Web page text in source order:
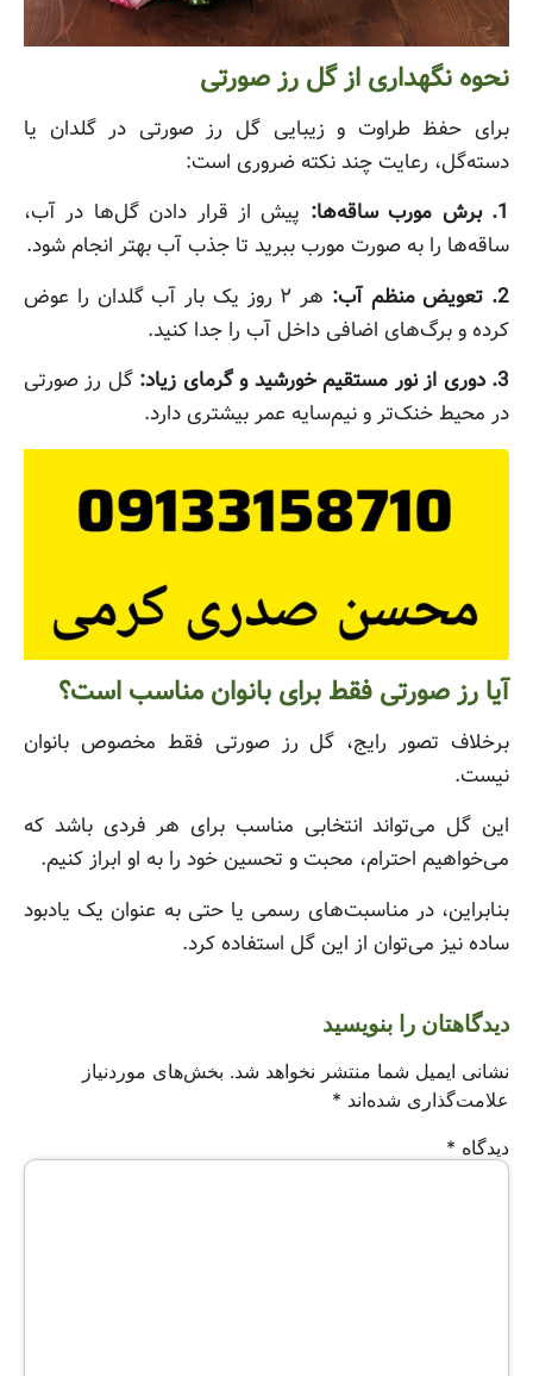
نحوه نگهداری از گل رز صورتی
برای حفظ طراوت و زیبایی گل رز صورتی در گلدان یا
دسته‌گل، رعایت چند نکته ضروری است:
1. برش مورب ساقه‌ها:
پیش از قرار دادن گل‌ها در آب،
ساقه‌ها را به صورت مورب ببرید تا جذب آب بهتر انجام شود.
2. تعویض منظم آب:
هر ۲ روز یک بار آب گلدان را عوض
کرده و برگ‌های اضافی داخل آب را جدا کنید.
3. دوری از نور مستقیم خورشید و گرمای زیاد:
گل رز صورتی
در محیط خنک‌تر و نیم‌سایه عمر بیشتری دارد.
آیا رز صورتی فقط برای بانوان مناسب است؟
برخلاف تصور رایج، گل رز صورتی فقط مخصوص بانوان
نیست.
این گل می‌تواند انتخابی مناسب برای هر فردی باشد که
می‌خواهیم احترام، محبت و تحسین خود را به او ابراز کنیم.
بنابراین، در مناسبت‌های رسمی یا حتی به عنوان یک یادبود
ساده نیز می‌توان از این گل استفاده کرد.
دیدگاهتان را بنویسید
نشانی ایمیل شما منتشر نخواهد شد. بخش‌های موردنیاز
علامت‌گذاری شده‌اند *
دیدگاه *